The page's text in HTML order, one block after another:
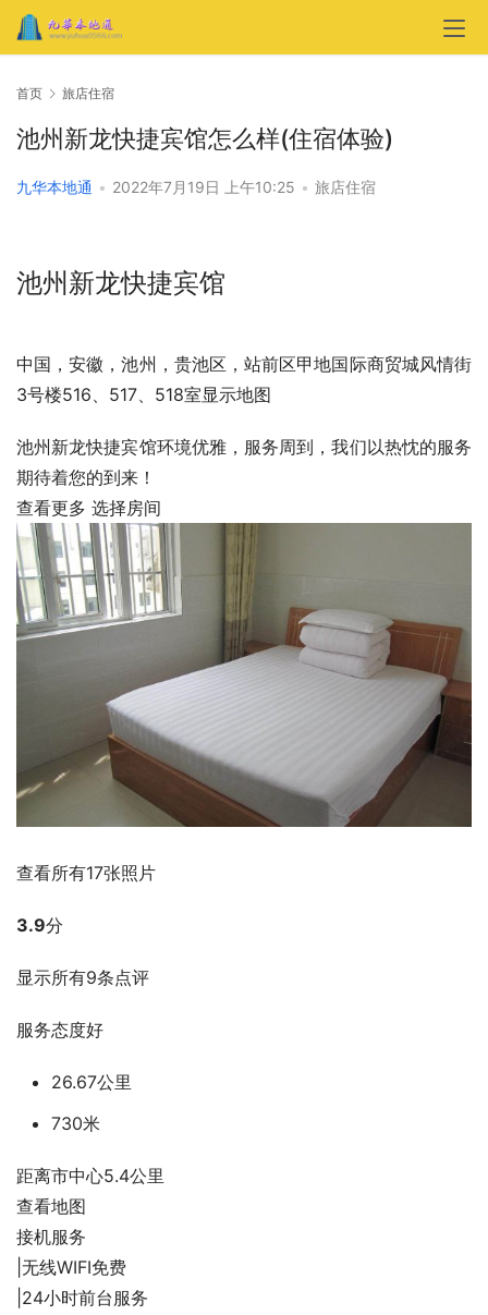
首页 旅店住宿
池州新龙快捷宾馆怎么样(住宿体验)
九华本地通 • 2022年7月19日 上午10:25 • 旅店住宿
池州新龙快捷宾馆
中国，安徽，池州，贵池区，站前区甲地国际商贸城风情街
3号楼516、517、518室显示地图
池州新龙快捷宾馆环境优雅，服务周到，我们以热忱的服务
期待着您的到来！
查看更多 选择房间
查看所有17张照片
3.9分
显示所有9条点评
服务态度好
26.67公里
730米
距离市中心5.4公里
查看地图
接机服务
|无线WIFI免费
|24小时前台服务